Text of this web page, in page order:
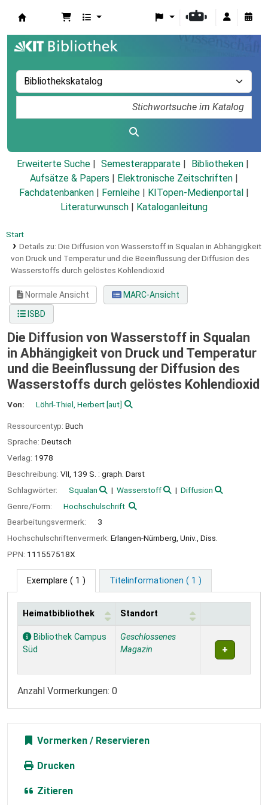
Erweiterte Suche Semesterapparate
Bibliotheken
Aufsätze & Papers
Elektronische Zeitschriften
Fachdatenbanken
Fernleihe KITopen-Medienportal
Literaturwunsch
Kataloganleitung
Start
Details zu: Die Diffusion von Wasserstoff in Squalan in Abhängigkeit
von Druck und Temperatur und die Beeinflussung der Diffusion des
Wasserstoffs durch gelöstes Kohlendioxid
Normale Ansicht
MARC-Ansicht
ISBD
Die Diffusion von Wasserstoff in Squalan
in Abhängigkeit von Druck und Temperatur
und die Beeinflussung der Diffusion des
Wasserstoffs durch gelöstes Kohlendioxid
Von: Löhrl-Thiel, Herbert[aut]
Ressourcentyp: Buch
Sprache: Deutsch
Verlag: 1978
Beschreibung: VII, 139 S. : graph. Darst
Schlagwörter:
Squalan Wasserstoff
Diffusion
Genre/Form:
Hochschulschrift
Bearbeitungsvermerk:
3
Hochschulschriftenvermerk: Erlangen-Nürnberg, Univ., Diss.
PPN: 111557518X
Exemplare ( 1 ) Titelinformationen ( 1 )
Exemplare
Heimatbibliothek Standort
Bibliothek Campus
Süd
Geschlossenes
Magazin
Anzahl Vormerkungen: 0
Vormerken
Drucken
Zitieren